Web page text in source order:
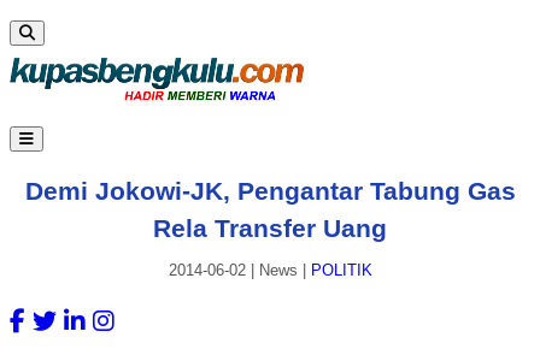
Demi Jokowi-JK, Pengantar Tabung Gas
Rela Transfer Uang
2014-06-02| News POLITIK